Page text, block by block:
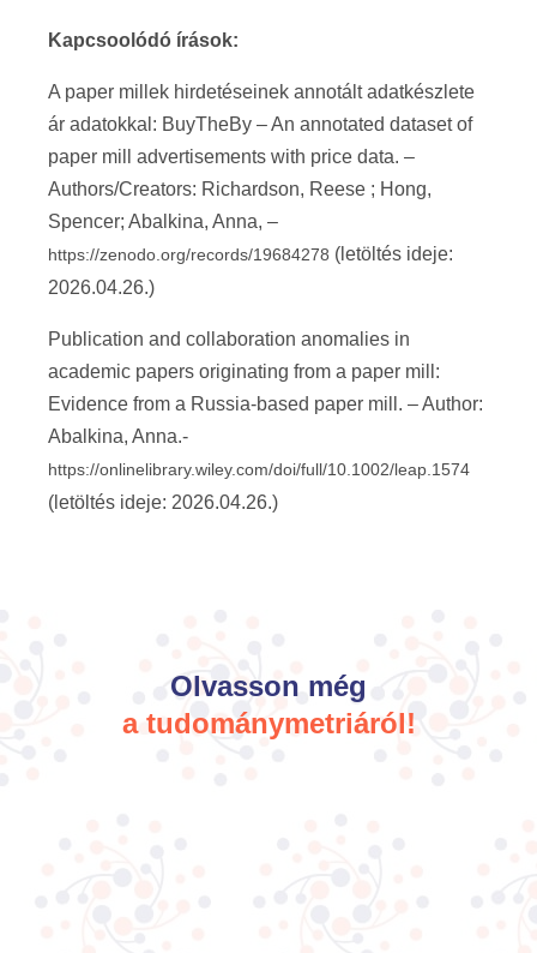
Kapcsoolódó írások:
A paper millek hirdetéseinek annotált adatkészlete
ár adatokkal: BuyTheBy – An annotated dataset of
paper mill advertisements with price data. –
Authors/Creators: Richardson, Reese ; Hong,
Spencer; Abalkina, Anna, –
https://zenodo.org/records/19684278 (letöltés ideje:
2026.04.26.)
Publication and collaboration anomalies in
academic papers originating from a paper mill:
Evidence from a Russia-based paper mill. – Author:
Abalkina, Anna.-
https://onlinelibrary.wiley.com/doi/full/10.1002/leap.1574
(letöltés ideje: 2026.04.26.)
Olvasson még
a tudománymetriáról!